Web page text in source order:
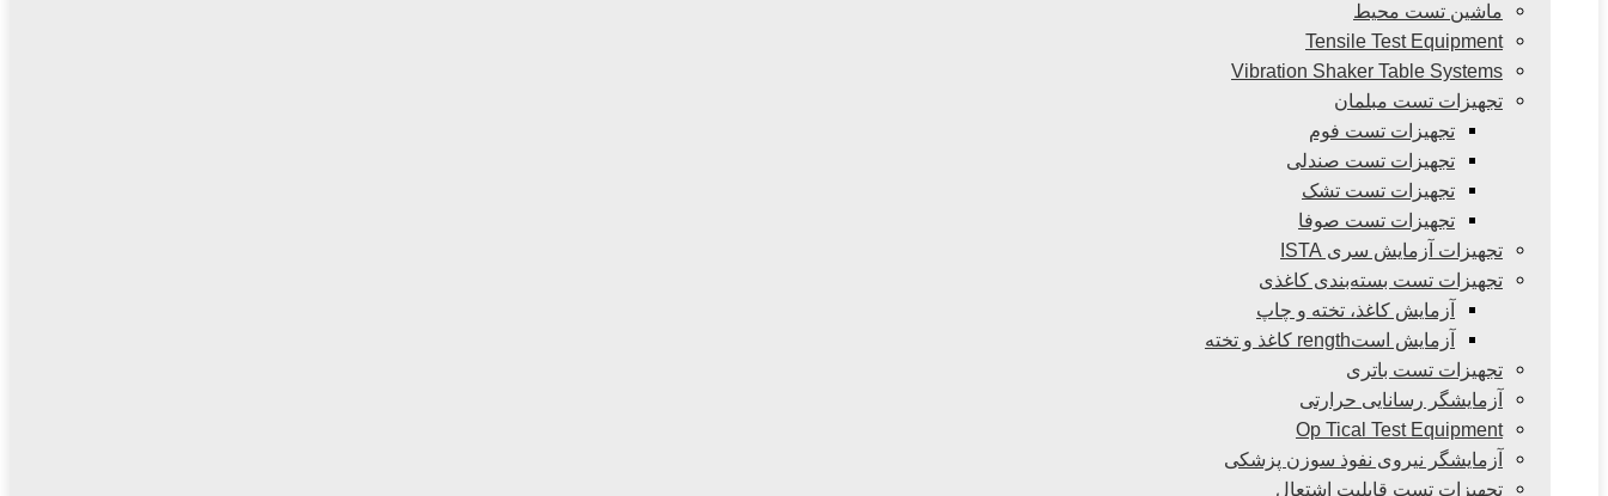
ماشین تست محیط
Tensile Test Equipment
Vibration Shaker Table Systems
تجهیزات تست مبلمان
تجهیزات تست فوم
تجهیزات تست صندلی
تجهیزات تست تشک
تجهیزات تست صوفا
تجهیزات آزمایش سری ISTA
تجهیزات تست بسته‌بندی کاغذی
آزمایش کاغذ، تخته و چاپ
آزمایش استrength کاغذ و تخته
تجهیزات تست باتری
آزمایشگر رسانایی حرارتی
Op Tical Test Equipment
آزمایشگر نیروی نفوذ سوزن پزشکی
تجهیزات تست قابلیت اشتعال